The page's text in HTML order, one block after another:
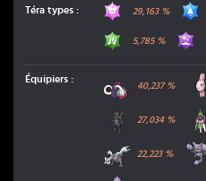
Téra types : Fée29,163%
Plante
5,785%
Équipiers :
40,237%
27,034%
22,223%